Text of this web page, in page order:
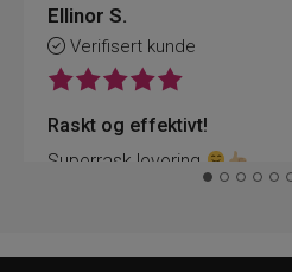
Ellinor S.
Verifisert kunde
Raskt og effektivt!
Superrask levering